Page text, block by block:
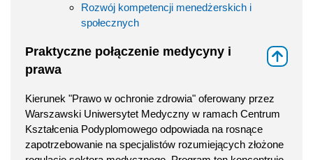
Rozwój kompetencji menedżerskich i
społecznych
Praktyczne połączenie medycyny i
prawa
Kierunek "Prawo w ochronie zdrowia" oferowany przez
Warszawski Uniwersytet Medyczny w ramach Centrum
Kształcenia Podyplomowego odpowiada na rosnące
zapotrzebowanie na specjalistów rozumiejących złożone